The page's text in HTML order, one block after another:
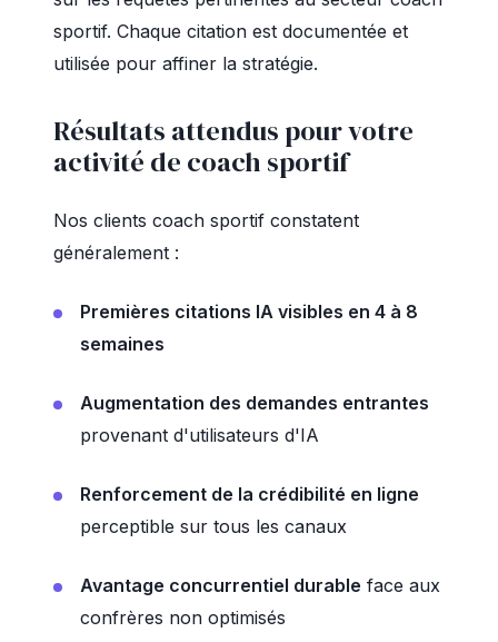
sportif. Chaque citation est documentée et
utilisée pour affiner la stratégie.
Résultats attendus pour votre
activité de coach sportif
Nos clients coach sportif constatent
généralement :
Premières citations IA visibles en 4 à 8
semaines
Augmentation des demandes entrantes
provenant d'utilisateurs d'IA
Renforcement de la crédibilité en ligne
perceptible sur tous les canaux
Avantage concurrentiel durable face aux
confrères non optimisés